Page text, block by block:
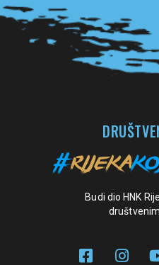
Budi dio HNK